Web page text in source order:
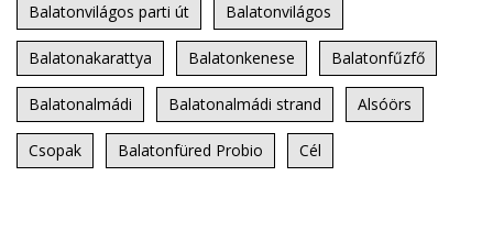
Balatonvilágos parti út Balatonvilágos
Balatonakarattya Balatonkenese Balatonfűzfő
Balatonalmádi Balatonalmádi strand Alsóörs
Csopak Balatonfüred Probio Cél